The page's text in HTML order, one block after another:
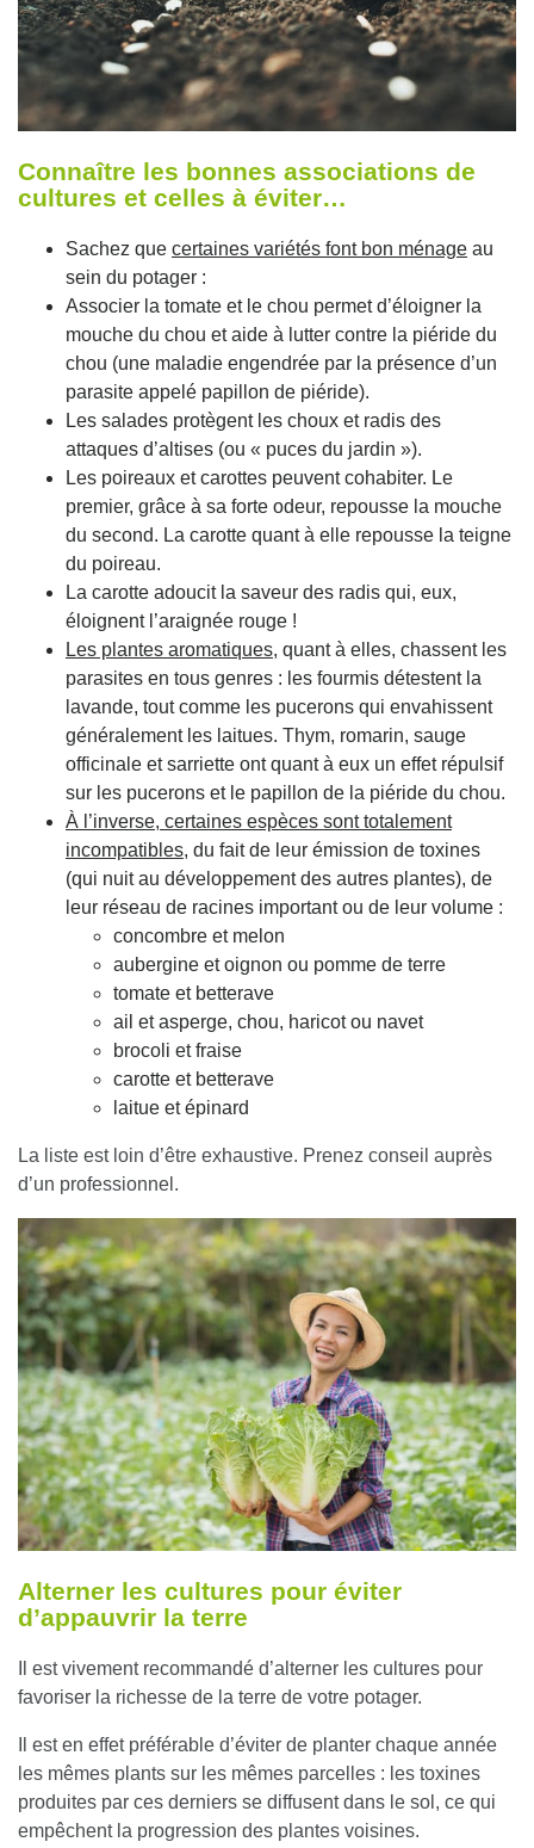
Connaître les bonnes associations de
cultures et celles à éviter…
Sachez que certaines variétés font bon ménage au
sein du potager :
Associer la tomate et le chou permet d’éloigner la
mouche du chou et aide à lutter contre la piéride du
chou (une maladie engendrée par la présence d’un
parasite appelé papillon de piéride).
Les salades protègent les choux et radis des
attaques d’altises (ou « puces du jardin »).
Les poireaux et carottes peuvent cohabiter. Le
premier, grâce à sa forte odeur, repousse la mouche
du second. La carotte quant à elle repousse la teigne
du poireau.
La carotte adoucit la saveur des radis qui, eux,
éloignent l’araignée rouge !
Les plantes aromatiques, quant à elles, chassent les
parasites en tous genres : les fourmis détestent la
lavande, tout comme les pucerons qui envahissent
généralement les laitues. Thym, romarin, sauge
officinale et sarriette ont quant à eux un effet répulsif
sur les pucerons et le papillon de la piéride du chou.
À l’inverse, certaines espèces sont totalement
incompatibles, du fait de leur émission de toxines
(qui nuit au développement des autres plantes), de
leur réseau de racines important ou de leur volume :
concombre et melon
aubergine et oignon ou pomme de terre
tomate et betterave
ail et asperge, chou, haricot ou navet
brocoli et fraise
carotte et betterave
laitue et épinard
La liste est loin d’être exhaustive. Prenez conseil auprès
d’un professionnel.
Alterner les cultures pour éviter
d’appauvrir la terre
Il est vivement recommandé d’alterner les cultures pour
favoriser la richesse de la terre de votre potager.
Il est en effet préférable d’éviter de planter chaque année
les mêmes plants sur les mêmes parcelles : les toxines
produites par ces derniers se diffusent dans le sol, ce qui
empêchent la progression des plantes voisines.